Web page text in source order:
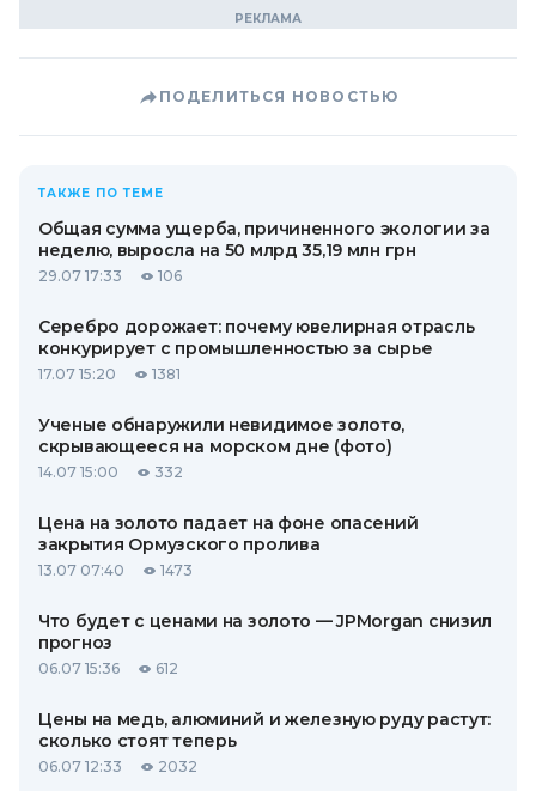
ПОДЕЛИТЬСЯ НОВОСТЬЮ
ТАКЖЕ ПО ТЕМЕ
Общая сумма ущерба, причиненного экологии за
неделю, выросла на 50 млрд 35,19 млн грн
29.07 17:33 106
Серебро дорожает: почему ювелирная отрасль
конкурирует с промышленностью за сырье
17.07 15:20 1381
Ученые обнаружили невидимое золото,
скрывающееся на морском дне (фото)
14.07 15:00 332
Цена на золото падает на фоне опасений
закрытия Ормузского пролива
13.07 07:40 1473
Что будет с ценами на золото — JPMorgan снизил
прогноз
06.07 15:36 612
Цены на медь, алюминий и железную руду растут:
сколько стоят теперь
06.07 12:33 2032